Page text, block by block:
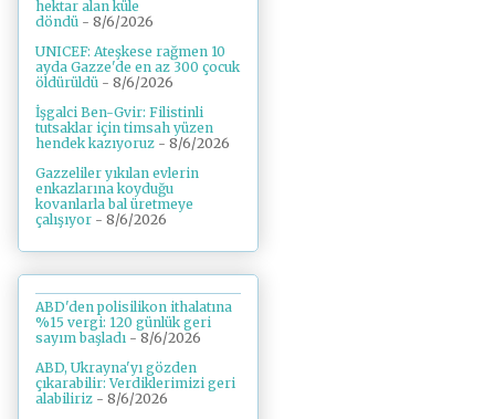
hektar alan küle
döndü - 8/6/2026
UNICEF: Ateşkese rağmen 10
ayda Gazze'de en az 300 çocuk
öldürüldü - 8/6/2026
İşgalci Ben-Gvir: Filistinli
tutsaklar için timsah yüzen
hendek kazıyoruz - 8/6/2026
Gazzeliler yıkılan evlerin
enkazlarına koyduğu
kovanlarla bal üretmeye
çalışıyor - 8/6/2026
ABD'den polisilikon ithalatına
%15 vergi: 120 günlük geri
sayım başladı - 8/6/2026
ABD, Ukrayna'yı gözden
çıkarabilir: Verdiklerimizi geri
alabiliriz - 8/6/2026